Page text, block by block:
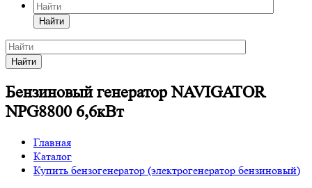
Найти
Найти
Бензиновый генератор NAVIGATOR
NPG8800 6,6кВт
Главная
Каталог
Купить бензогенератор (электрогенератор бензиновый)